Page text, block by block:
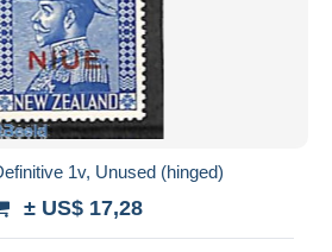
1v, Unused (hinged)
± US$ 17,28